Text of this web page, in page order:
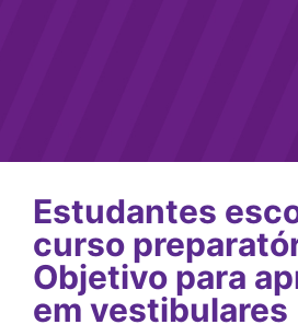
Estudantes
curso
Objetivo para
em vestibulares